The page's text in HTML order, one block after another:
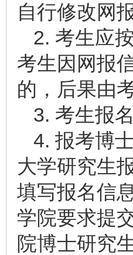
自行修改网
2. 考生应
考生因网报
的，后果由
3. 考生报
4. 报考博
大学研究生
填写报名信
学院要求提
院博士研究